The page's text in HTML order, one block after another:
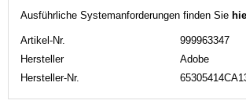
Ausführliche Systemanforderungen finden Sie
Artikel-Nr.
999963347
Hersteller
Adobe
Hersteller-Nr.